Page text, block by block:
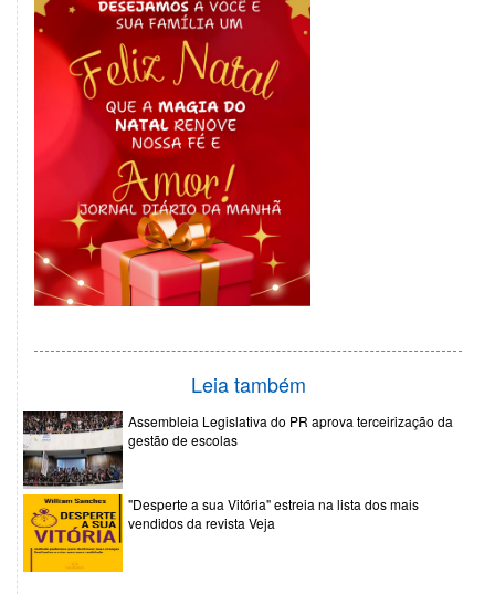
Leia também
Assembleia Legislativa do PR aprova terceirização da
gestão de escolas
"Desperte a sua Vitória" estreia na lista dos mais
vendidos da revista Veja